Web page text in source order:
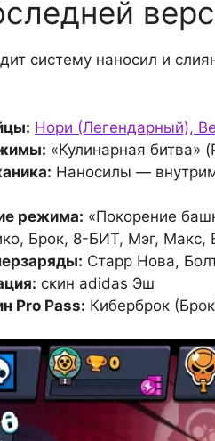
систему наносил и
Нори (Легендарный),
«Кулинарная битва»
Наносилы —
режима: «Покорение
Брок, 8-БИТ, Мэг, Макс,
Старр Нова,
скин adidas Эш
Pro Pass: Киберброк